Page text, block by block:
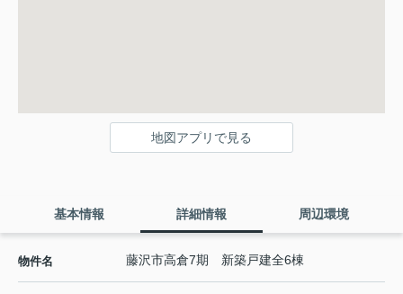
地図アプリで見る
基本情報 詳細情報 周辺環境
物件名 藤沢市高倉7期 新築戸建全6棟